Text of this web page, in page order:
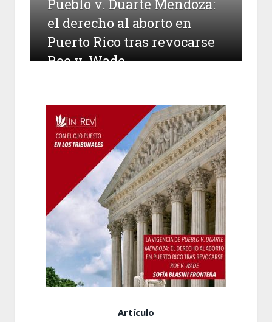
Pueblo v. Duarte Mendoza:
el derecho al aborto en
Puerto Rico tras revocarse
Roe v. Wade
Artículo